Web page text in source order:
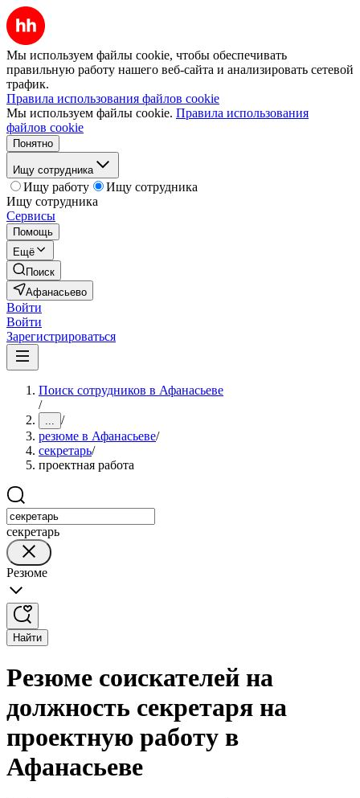
Мы используем файлы cookie, чтобы обеспечивать
правильную работу нашего веб-сайта и анализировать сетевой
трафик.
Правила использования файлов cookie
Мы используем файлы cookie. Правила использования
файлов cookie
Понятно
Ищу сотрудника
Ищу работу
Ищу сотрудника
Ищу сотрудника
Сервисы
Помощь
Ещё
Поиск
Афанасьево
Войти
Войти
Зарегистрироваться
Поиск сотрудников в Афанасьеве
/
... /
резюме в Афанасьеве/
секретарь/
проектная работа
секретарь
Резюме
Найти
Резюме соискателей на
должность секретаря на
проектную работу в
Афанасьеве